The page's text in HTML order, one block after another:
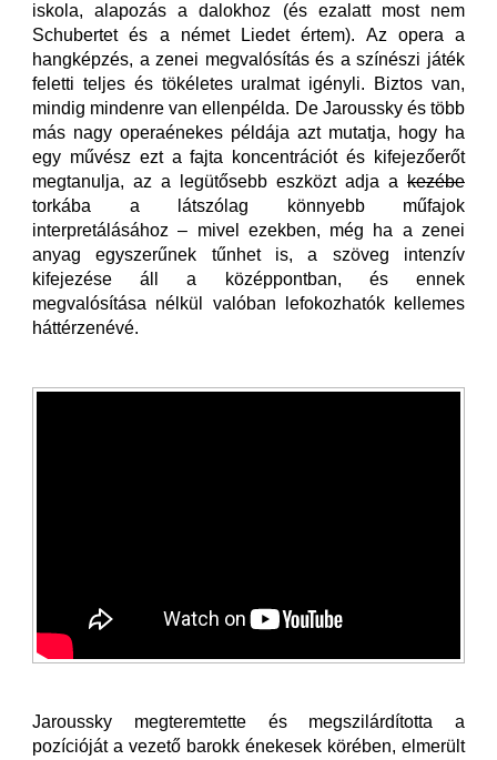
iskola, alapozás a dalokhoz (és ezalatt most nem
Schubertet és a német Liedet értem). Az opera a
hangképzés, a zenei megvalósítás és a színészi játék
feletti teljes és tökéletes uralmat igényli. Biztos van,
mindig mindenre van ellenpélda. De Jaroussky és több
más nagy operaénekes példája azt mutatja, hogy ha
egy művész ezt a fajta koncentrációt és kifejezőerőt
megtanulja, az a legütősebb eszközt adja a kezébe
torkába a látszólag könnyebb műfajok
interpretálásához – mivel ezekben, még ha a zenei
anyag egyszerűnek tűnhet is, a szöveg intenzív
kifejezése áll a középpontban, és ennek
megvalósítása nélkül valóban lefokozhatók kellemes
háttérzenévé.
Jaroussky megteremtette és megszilárdította a
pozícióját a vezető barokk énekesek körében, elmerült